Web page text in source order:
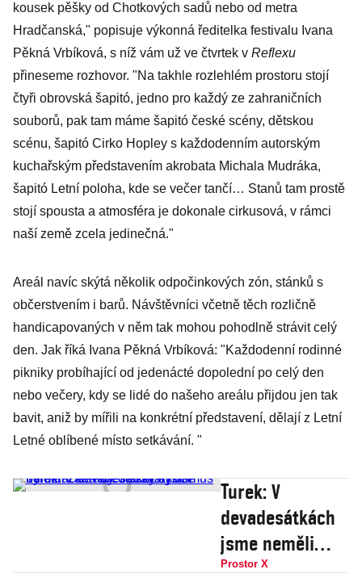
kousek pěšky od Chotkových sadů nebo od metra
Hradčanská," popisuje výkonná ředitelka festivalu Ivana
Pěkná Vrbíková, s níž vám už ve čtvrtek v Reflexu
přineseme rozhovor. "Na takhle rozlehlém prostoru stojí
čtyři obrovská šapitó, jedno pro každý ze zahraničních
souborů, pak tam máme šapitó české scény, dětskou
scénu, šapitó Cirko Hopley s každodenním autorským
kuchařským představením akrobata Michala Mudráka,
šapitó Letní poloha, kde se večer tančí… Stanů tam prostě
stojí spousta a atmosféra je dokonale cirkusová, v rámci
naší země zcela jedinečná."
Areál navíc skýtá několik odpočinkových zón, stánků s
občerstvením i barů. Návštěvníci včetně těch rozličně
handicapovaných v něm tak mohou pohodlně strávit celý
den. Jak říká Ivana Pěkná Vrbíková: "Každodenní rodinné
pikniky probíhající od jedenácté dopolední po celý den
nebo večery, kdy se lidé do našeho areálu přijdou jen tak
bavit, aniž by mířili na konkrétní představení, dělají z Letní
Letné oblíbené místo setkávání. "
Turek: V
devadesátkách
jsme neměli
zábrany.
Prostor X